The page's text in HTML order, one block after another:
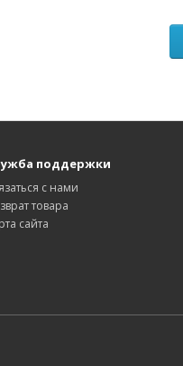
поддержки
с нами
товара
сайта